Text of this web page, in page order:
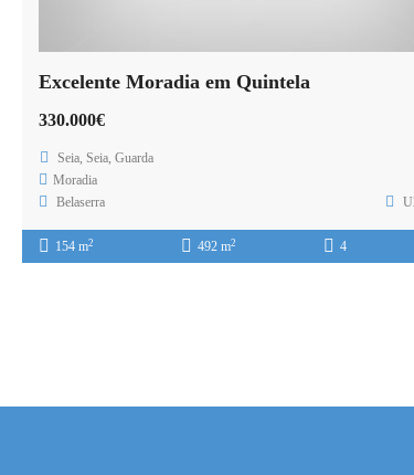
Excelente Moradia em Quintela
330.000€
Seia, Seia, Guarda
Moradia
Belaserra
154 m2 492 m2 4